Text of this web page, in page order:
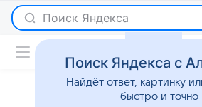
Поиск Яндекса
Поиск Яндекса с
Найдёт ответ, картинку
быстро и точно